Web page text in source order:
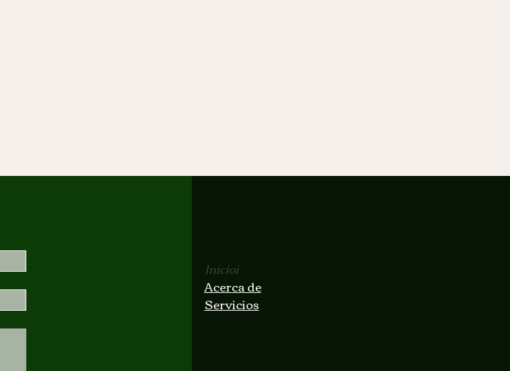
Inicioi
Acerca de
Servicios